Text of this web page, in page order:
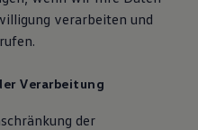
verarbeiten und
Verarbeitung
der